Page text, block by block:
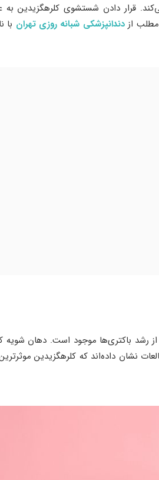
قرار دادن شستشوی کلرهگزیدین به
مطلب ازدندانپزشکی شبانه روزی تهران با
باکتری‌ها موجود است. دهان شویه
نشان داده‌اند که کلرهگزیدین